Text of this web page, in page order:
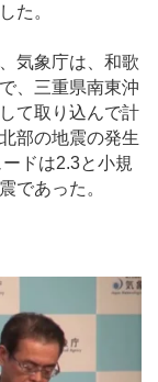
た。
気象庁は、和歌
、三重県南東沖
て取り込んで計
部の地震の発生
ドは2.3と小規
であった。